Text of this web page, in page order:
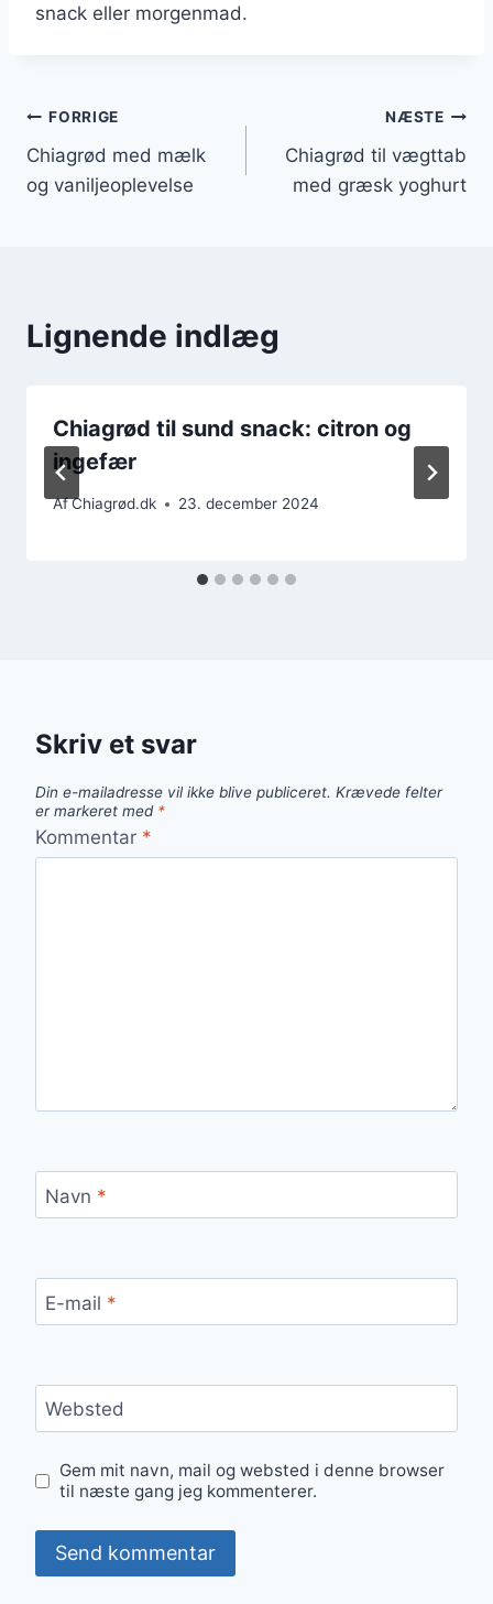
snack eller morgenmad.
Indlægsnavigation
FORRIGE
Chiagrød med mælk
og vaniljeoplevelse
NÆSTE
Chiagrød til vægttab
med græsk yoghurt
Lignende indlæg
Chiagrød til sund snack: citron og
ingefær
AfChiagrød.dk 23. december 2024
Skriv et svar
Din e-mailadresse vil ikke blive publiceret. Krævede felter
er markeret med *
Kommentar *
Navn *
E-mail *
Websted
Gem mit navn, mail og websted i denne browser
til næste gang jeg kommenterer.